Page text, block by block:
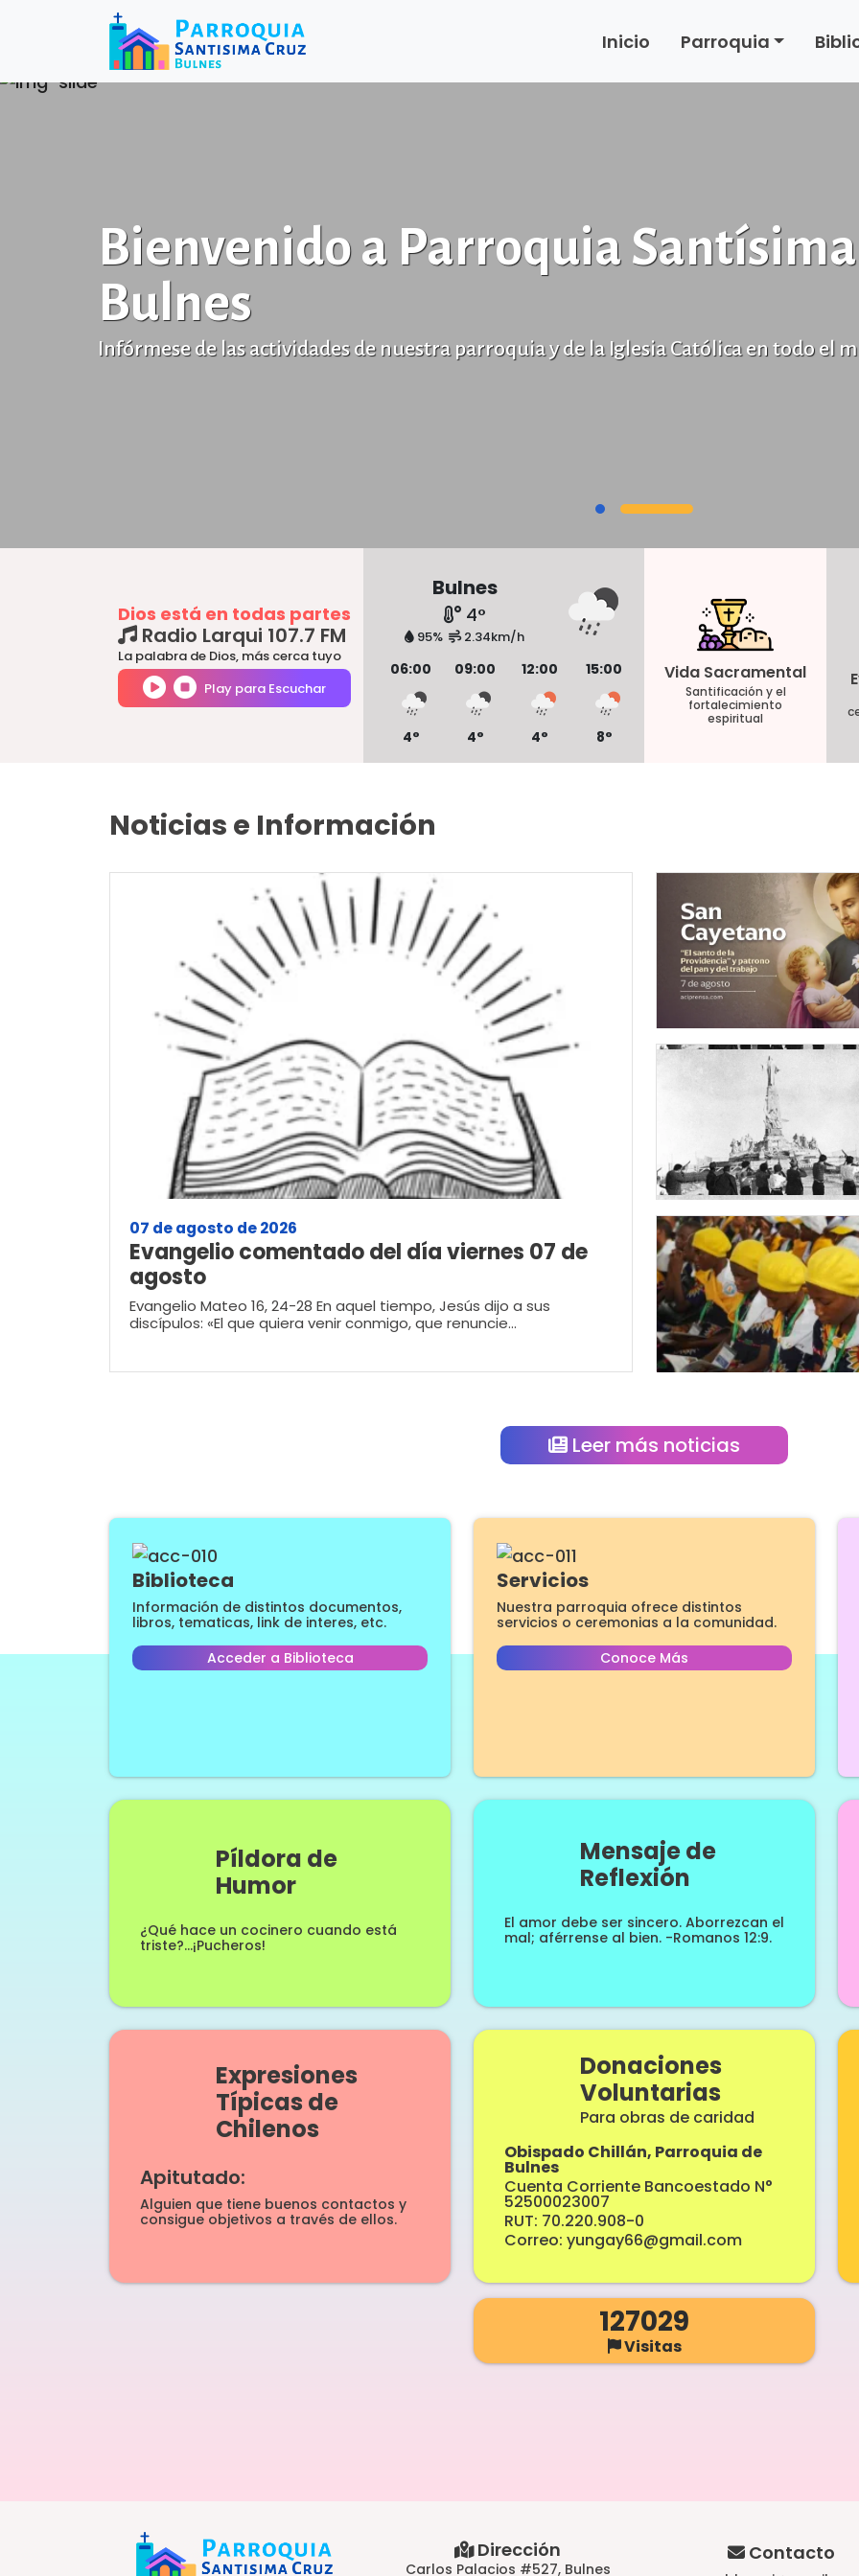
Inicio Parroquia
Bienvenido a Parroquia
Bulnes
Infórmese de las actividades de nuestra parroquia y de la Iglesia Católica en todo el
Dios está en todas partes
Radio Larqui 107.7 FM
La palabra de Dios, más cerca tuyo
Play para Escuchar
Bulnes
4°
95% 2.34km/h
06:00
4°
09:00
4°
12:00
4°
15:00
8°
Vida Sacramental
Santificación y el
fortalecimiento
espiritual
Noticias e Información
07 de agosto de 2026
Evangelio comentado del día viernes 07 de
agosto
Evangelio Mateo 16, 24-28 En aquel tiempo, Jesús dijo a sus
discípulos: «El que quiera venir conmigo, que renuncie...
Leer más noticias
Biblioteca
Información de distintos documentos,
libros, tematicas, link de interes, etc.
Acceder a Biblioteca
Servicios
Nuestra parroquia ofrece distintos
servicios o ceremonias a la comunidad.
Conoce Más
Píldora de
Humor
¿Qué hace un cocinero cuando está
triste?…¡Pucheros!
Mensaje de
Reflexión
El amor debe ser sincero. Aborrezcan el
mal; aférrense al bien. -Romanos 12:9.
Expresiones
Típicas de
Chilenos
Apitutado:
Alguien que tiene buenos contactos y
consigue objetivos a través de ellos.
Donaciones
Voluntarias
Para obras de caridad
Obispado Chillán, Parroquia de
Bulnes
Cuenta Corriente Bancoestado N°
52500023007
RUT: 70.220.908-0
Correo: yungay66@gmail.com
127029
Visitas
Dirección
Carlos Palacios #527, Bulnes
Contacto